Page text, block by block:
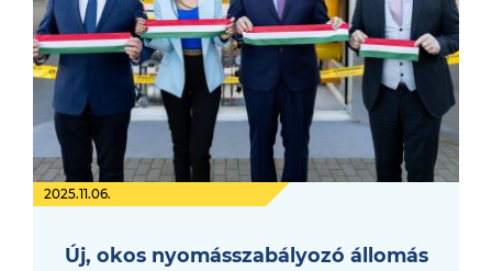
2025.11.06.
Új, okos nyomásszabályozó állomás